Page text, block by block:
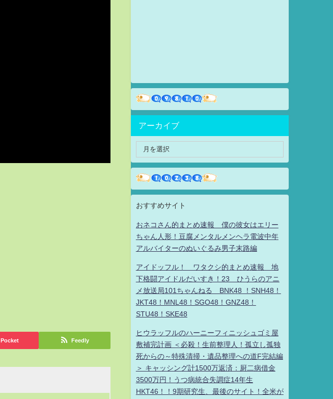
Pocket Feedly
アーカイブ
おすすめサイト
おネコさん的まとめ速報 僕の彼女はエリー
ちゃん人形！豆腐メンタルメンヘラ電波中年
アルバイターのぬいぐるみ男子末路編
アイドッフル！ ワタクシ的まとめ速報 地
下格闘アイドルだいすき！23 ひうらのアニ
メ放送局101ちゃんねる BNK48 ！SNH48！
JKT48！MNL48！SGO48！GNZ48！
STU48！SKE48
ヒウラッフルのハーニーフィニッシュゴミ屋
敷補完計画 ＜必殺！生前整理人！孤立し孤独
死からの～特殊清掃・遺品整理への道F完結編
＞ キャッシング計1500万返済：厨二病借金
3500万円！うつ病統合失調症14年生
HKT46！！9期研究生、最後のサイト！全米が